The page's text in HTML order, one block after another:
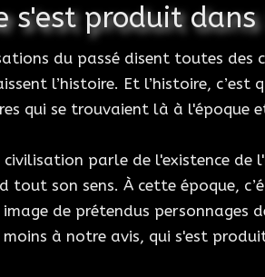
s'est produit
du passé disent toutes des
l’histoire. Et l’histoire,
qui se trouvaient là à l'époque
parle de l'existence de
tout son sens. À cette époque,
de prétendus personnages
moins à notre avis, qui s'est